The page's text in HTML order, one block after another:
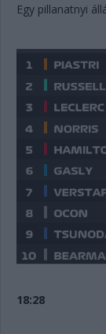
Egy pillanatnyi
18:28